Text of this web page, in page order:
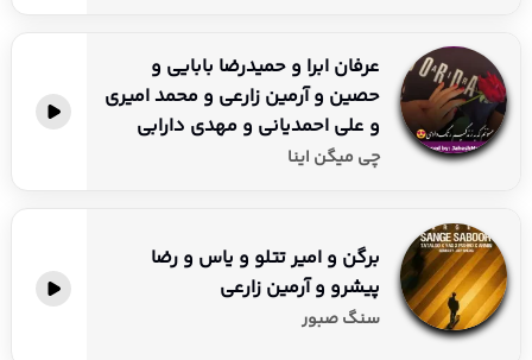
عرفان ابرا و حمیدرضا بابایی و
حصین و آرمین زارعی و محمد امیری
و علی احمدیانی و مهدی دارابی
چی میگن اینا
برگن و امیر تتلو و یاس و رضا
پیشرو و آرمین زارعی
سنگ صبور